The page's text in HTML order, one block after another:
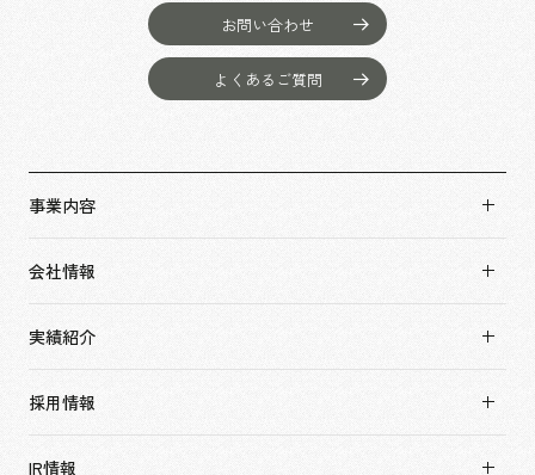
お問い合わせ
よくあるご質問
事業内容
会社情報
ソーシャルグッド
会社概要・アクセス
実績紹介
アーバン & リテール
採用情報
IR情報